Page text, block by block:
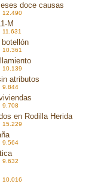
doce causas
12.490
M
10.139
atributos
9.844
9.708
en Rodilla Herida
15.229
9.564
9.632
10.016